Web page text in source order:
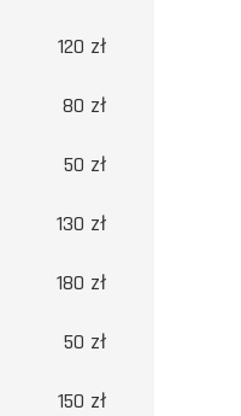
120 zł
80 zł
50 zł
130 zł
180 zł
50 zł
150 zł